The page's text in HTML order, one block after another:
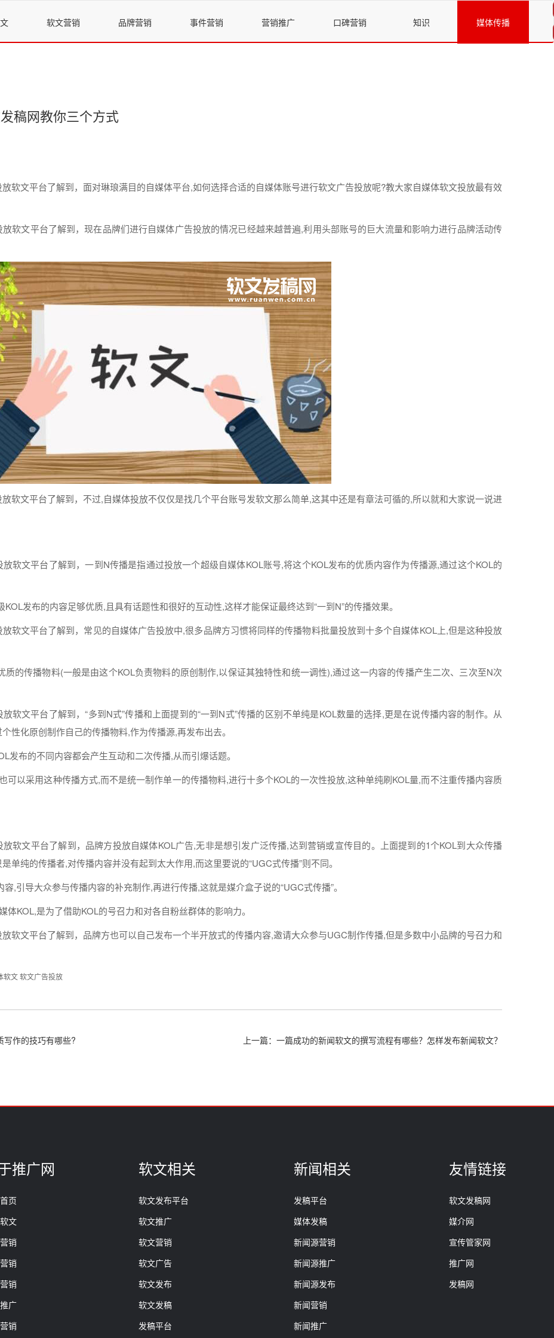
软文营销 品牌营销 事件营销 营销推广 口碑营销 知识 媒体传播
稿网教你三个方式
放软文平台了解到，面对琳琅满目的自媒体平台,如何选择合适的自媒体账号进行软文广告投放呢?教大家自媒体软文投放最有效
放软文平台了解到，现在品牌们进行自媒体广告投放的情况已经越来越普遍,利用头部账号的巨大流量和影响力进行品牌活动传
放软文平台了解到，不过,自媒体投放不仅仅是找几个平台账号发软文那么简单,这其中还是有章法可循的,所以就和大家说一说进
放软文平台了解到，一到N传播是指通过投放一个超级自媒体KOL账号,将这个KOL发布的优质内容作为传播源,通过这个KOL的
KOL发布的内容足够优质,且具有话题性和很好的互动性,这样才能保证最终达到“一到N”的传播效果。
放软文平台了解到，常见的自媒体广告投放中,很多品牌方习惯将同样的传播物料批量投放到十多个自媒体KOL上,但是这种投放
质的传播物料(一般是由这个KOL负责物料的原创制作,以保证其独特性和统一调性),通过这一内容的传播产生二次、三次至N次
放软文平台了解到，“多到N式”传播和上面提到的“一到N式”传播的区别不单纯是KOL数量的选择,更是在说传播内容的制作。从
性化原创制作自己的传播物料,作为传播源,再发布出去。
发布的不同内容都会产生互动和二次传播,从而引爆话题。
可以采用这种传播方式,而不是统一制作单一的传播物料,进行十多个KOL的一次性投放,这种单纯刷KOL量,而不注重传播内容质
放软文平台了解到，品牌方投放自媒体KOL广告,无非是想引发广泛传播,达到营销或宣传目的。上面提到的1个KOL到大众传播
单纯的传播者,对传播内容并没有起到太大作用,而这里要说的“UGC式传播”则不同。
容,引导大众参与传播内容的补充制作,再进行传播,这就是媒介盒子说的“UGC式传播”。
体KOL,是为了借助KOL的号召力和对各自粉丝群体的影响力。
放软文平台了解到，品牌方也可以自己发布一个半开放式的传播内容,邀请大众参与UGC制作传播,但是多数中小品牌的号召力和
软文软文广告投放
写作的技巧有哪些? 上一篇：一篇成功的新闻软文的撰写流程有哪些？怎样发布新闻软文？
推广网
页
文
销
销
销
广
销
软文相关
软文发布平台
软文推广
软文营销
软文广告
软文发布
软文发稿
发稿平台
新闻相关
发稿平台
媒体发稿
新闻源营销
新闻源推广
新闻源发布
新闻营销
新闻推广
友情链接
软文发稿网
媒介网
宣传管家网
推广网
发稿网